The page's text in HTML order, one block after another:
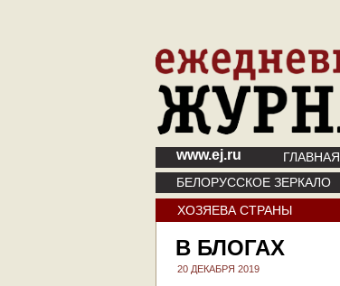
www.ej.ru ГЛАВНАЯ
БЕЛОРУССКОЕ ЗЕРКАЛО
ХОЗЯЕВА СТРАНЫ
В БЛОГАХ
20 ДЕКАБРЯ 2019